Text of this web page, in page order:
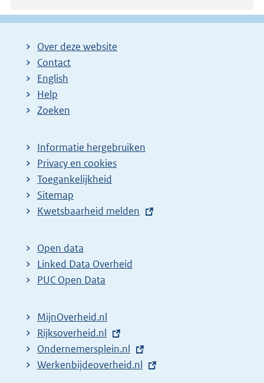
Over deze website
Contact
English
Help
Zoeken
Informatie hergebruiken
Privacy en cookies
Toegankelijkheid
Sitemap
E
t
e
r
l
i
n
k
Kwetsbaarheid melden
Open data
Linked Data Overheid
PUC Open Data
MijnOverheid.nl
E
x
t
Rijksoverheid.nl
E
x
Ondernemersplein.nl
E
Werkenbijdeoverheid.nl